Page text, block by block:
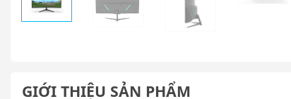
GIỚI THIỆU SẢN PHẨM